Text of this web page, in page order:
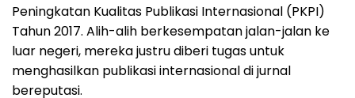
Peningkatan Kualitas Publikasi Internasional (PKPI)
Tahun 2017. Alih-alih berkesempatan jalan-jalan ke
luar negeri, mereka justru diberi tugas untuk
menghasilkan publikasi internasional di jurnal
bereputasi.